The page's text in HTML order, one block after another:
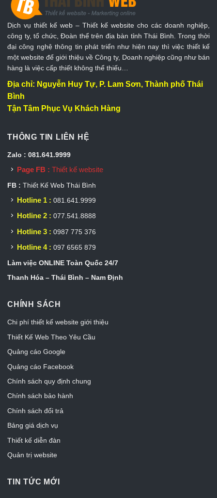
Dịch vụ thiết kế web – Thiết kế website cho các doanh nghiệp,
công ty, tổ chức, Đoàn thể trên địa bàn tỉnh Thái Bình. Trong thời
đại công nghệ thông tin phát triển như hiện nay thì việc thiết kế
một website để giới thiệu về Công ty, Doanh nghiệp cũng như bán
hàng là việc cấp thiết không thể thiếu…
Địa chỉ: Nguyễn Huy Tự, P. Lam Sơn, Thành phố Thái
Bình
Tận Tâm Phục Vụ Khách Hàng
THÔNG TIN LIÊN HỆ
Zalo : 081.641.9999
Page FB : Thiết kế website
FB : Thiết Kế Web Thái Bình
Hotline 1 : 081.641.9999
Hotline 2 : 077.541.8888
Hotline 3 : 0987 775 376
Hotline 4 : 097 6565 879
Làm việc ONLINE Toàn Quốc 24/7
Thanh Hóa – Thái Bình – Nam Định
CHÍNH SÁCH
Chi phí thiết kế website giới thiệu
Thiết Kế Web Theo Yêu Cầu
Quảng cáo Google
Quảng cáo Facebook
Chính sách quy định chung
Chính sách bảo hành
Chính sách đổi trả
Bảng giá dịch vụ
Thiết kế diễn đàn
Quản trị website
TIN TỨC MỚI